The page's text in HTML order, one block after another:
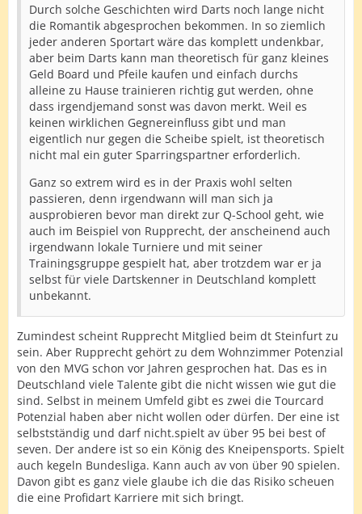
Durch solche Geschichten wird Darts noch lange nicht
die Romantik abgesprochen bekommen. In so ziemlich
jeder anderen Sportart wäre das komplett undenkbar,
aber beim Darts kann man theoretisch für ganz kleines
Geld Board und Pfeile kaufen und einfach durchs
alleine zu Hause trainieren richtig gut werden, ohne
dass irgendjemand sonst was davon merkt. Weil es
keinen wirklichen Gegnereinfluss gibt und man
eigentlich nur gegen die Scheibe spielt, ist theoretisch
nicht mal ein guter Sparringspartner erforderlich.
Ganz so extrem wird es in der Praxis wohl selten
passieren, denn irgendwann will man sich ja
ausprobieren bevor man direkt zur Q-School geht, wie
auch im Beispiel von Rupprecht, der anscheinend auch
irgendwann lokale Turniere und mit seiner
Trainingsgruppe gespielt hat, aber trotzdem war er ja
selbst für viele Dartskenner in Deutschland komplett
unbekannt.
Zumindest scheint Rupprecht Mitglied beim dt Steinfurt zu
sein. Aber Rupprecht gehört zu dem Wohnzimmer Potenzial
von den MVG schon vor Jahren gesprochen hat. Das es in
Deutschland viele Talente gibt die nicht wissen wie gut die
sind. Selbst in meinem Umfeld gibt es zwei die Tourcard
Potenzial haben aber nicht wollen oder dürfen. Der eine ist
selbstständig und darf nicht.spielt av über 95 bei best of
seven. Der andere ist so ein König des Kneipensports. Spielt
auch kegeln Bundesliga. Kann auch av von über 90 spielen.
Davon gibt es ganz viele glaube ich die das Risiko scheuen
die eine Profidart Karriere mit sich bringt.